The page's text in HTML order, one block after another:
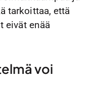
tarkoittaa, että
eivät enää
voi